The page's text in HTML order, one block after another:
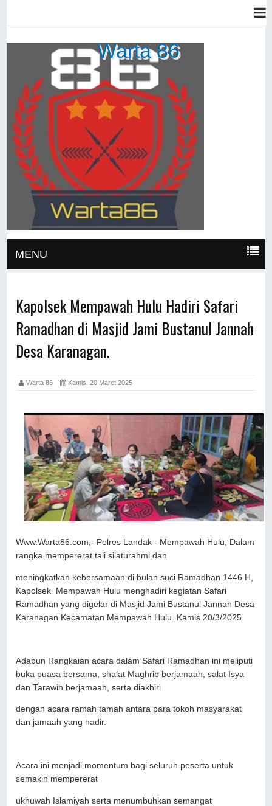
Warta 86
MENU
Kapolsek Mempawah Hulu Hadiri Safari
Ramadhan di Masjid Jami Bustanul Jannah
Desa Karanagan.
Warta 86 Kamis, 20 Maret 2025
Www.Warta86.com,- Polres Landak - Mempawah Hulu, Dalam
rangka mempererat tali silaturahmi dan
meningkatkan kebersamaan di bulan suci Ramadhan 1446 H,
Kapolsek Mempawah Hulu menghadiri kegiatan Safari
Ramadhan yang digelar di Masjid Jami Bustanul Jannah Desa
Karanagan Kecamatan Mempawah Hulu. Kamis 20/3/2025
Adapun Rangkaian acara dalam Safari Ramadhan ini meliputi
buka puasa bersama, shalat Maghrib berjamaah, salat Isya
dan Tarawih berjamaah, serta diakhiri
dengan acara ramah tamah antara para tokoh masyarakat
dan jamaah yang hadir.
Acara ini menjadi momentum bagi seluruh peserta untuk
semakin mempererat
ukhuwah Islamiyah serta menumbuhkan semangat